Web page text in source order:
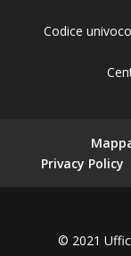
Codice
Privacy Policy
© 2021